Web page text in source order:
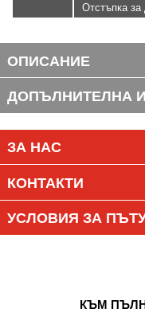
Отстъпка за
ОПИСАНИЕ
ДОПЪЛНИТЕЛНА
ЗА НАС
КОНТАКТИ
УСЛОВИЯ ЗА
КЪМ